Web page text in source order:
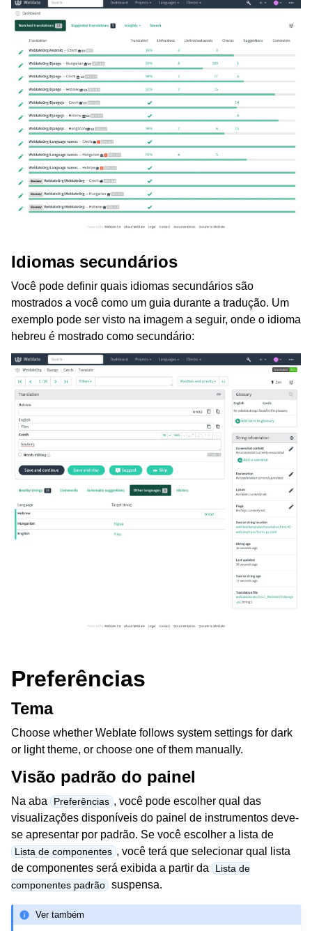
Idiomas secundários
Você pode definir quais idiomas secundários são
mostrados a você como um guia durante a tradução. Um
exemplo pode ser visto na imagem a seguir, onde o idioma
hebreu é mostrado como secundário:
Preferências
Tema
Choose whether Weblate follows system settings for dark
or light theme, or choose one of them manually.
Visão padrão do painel
Na aba Preferências , você pode escolher qual das
visualizações disponíveis do painel de instrumentos deve-
se apresentar por padrão. Se você escolher a lista de
Lista de componentes , você terá que selecionar qual lista
de componentes será exibida a partir da
Lista de
componentes padrão suspensa.
Ver também